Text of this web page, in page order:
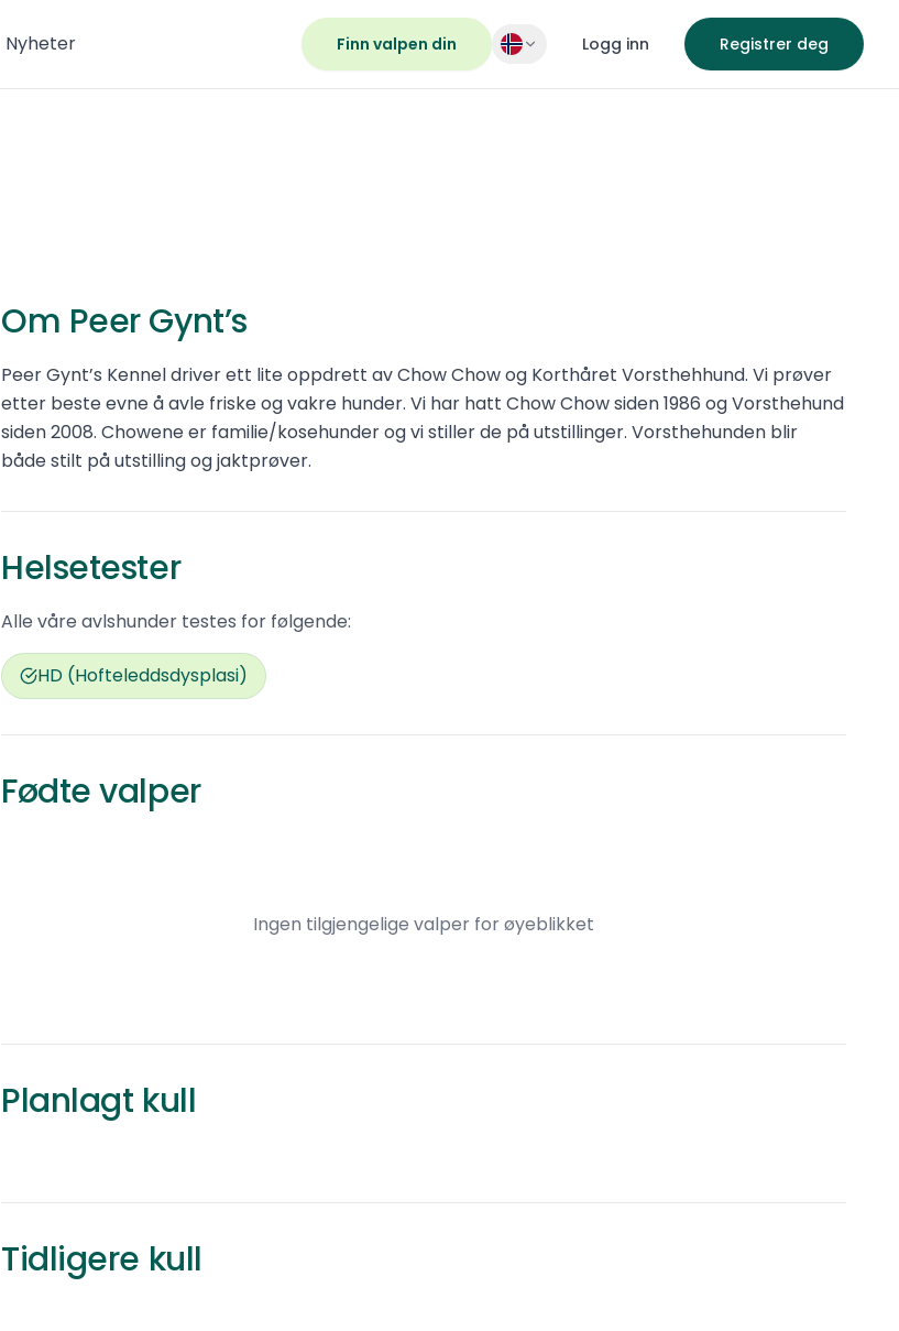
Nyheter Finn valpen din Logg inn Registrer deg
Om Peer Gynt’s
Peer Gynt’s Kennel driver ett lite oppdrett av Chow Chow og Korthåret Vorsthehhund. Vi prøver
etter beste evne å avle friske og vakre hunder. Vi har hatt Chow Chow siden 1986 og Vorsthehund
siden 2008. Chowene er familie/kosehunder og vi stiller de på utstillinger. Vorsthehunden blir
både stilt på utstilling og jaktprøver.
Helsetester
Alle våre avlshunder testes for følgende:
HD (Hofteleddsdysplasi)
Fødte valper
Ingen tilgjengelige valper for øyeblikket
Planlagt kull
S
Vinstra
Tidligere kull